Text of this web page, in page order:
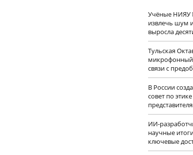
Учëные НИЯУ
извлечь шум
выросла
Тульская
микрофонный
связи с
В России
совет по
ИИ-
научные
ключевые